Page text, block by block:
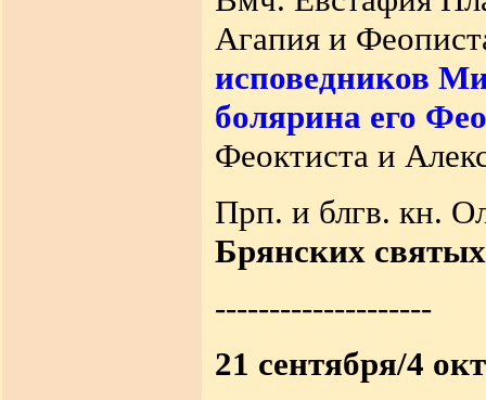
Агапия и
исповедников
болярина его
Феоктиста и
Прп. и блгв. кн.
Брянских святых
--------------------
21 сентября/4